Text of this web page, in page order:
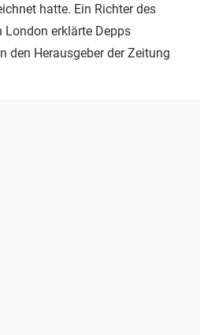
hatte. Ein Richter des
erklärte Depps
den Herausgeber der Zeitung